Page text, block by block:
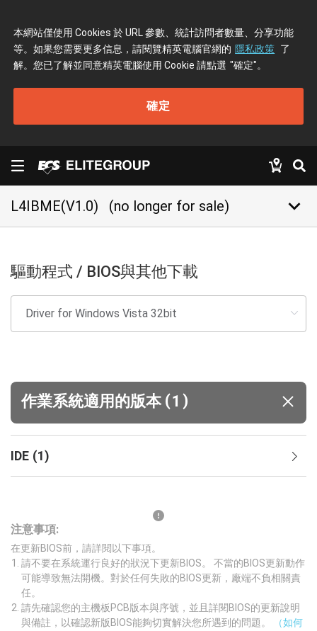
本網站僅使用 Cookies 於 URL 參數、統計訪問者數量、分享功能
等。如果您需要更多信息，請閱覽精英電腦官網的 隱私政策 了
解。您已了解並同意精英電腦使用 Cookie 請點選 "確定"。
確定
L4IBME(V1.0) (no longer for sale) keyboard_arrow_down
驅動程式 / BIOS與其他下載
作業系統適用的版本 (1 )
IDE (1)
注意事項:
在更新BIOS前，請詳閱以下事項。
請不要在系統運行良好的狀況下更新BIOS。 不當的BIOS更新動作
可能導致無法開機。對於任何失敗的BIOS更新，廠端不負相關責
任。
請先確認您的主機板PCB版本與序號，並且詳閱BIOS的更新說明
與備註，以確認新版BIOS能夠切實解決您所遇到的問題。
（如何